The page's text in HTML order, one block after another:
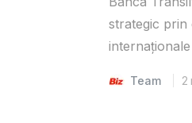
strategic prin
Team 2